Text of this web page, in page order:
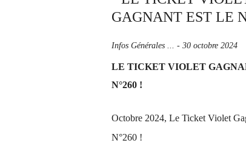
Infos Générales ... - 30 octobre 2024
LE TICKET VIOLET
N°260 !
Octobre 2024, Le Ticket Violet
N°260 !